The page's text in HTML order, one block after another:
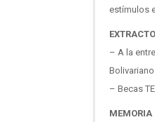
estímulos
– A la
– Becas
MEMORIA